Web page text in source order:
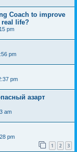
Coach to improve
life?
pm
pm
pm
азарт
am
pm
1 2 3